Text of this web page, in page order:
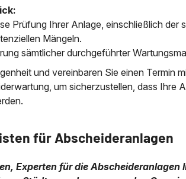
Prüfung Ihrer Anlage, einschließlich
Mängeln.
sämtlicher durchgeführter
und vereinbaren Sie einen Termin
um sicherzustellen, dass Ihre
für Abscheideranlagen
Experten für die